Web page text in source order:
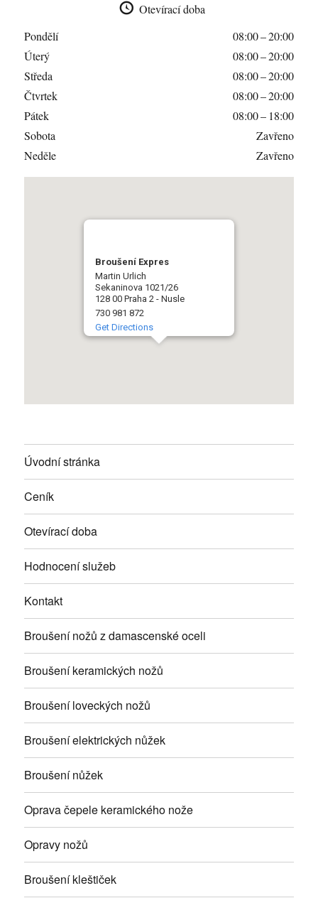
Otevírací doba
Pondělí
08:00 – 20:00
Úterý
08:00 – 20:00
Středa
08:00 – 20:00
Čtvrtek
08:00 – 20:00
Pátek
08:00 – 18:00
Sobota
Zavřeno
Neděle
Zavřeno
Broušení Expres
Martin Urlich
Sekaninova 1021/26
128 00 Praha 2 - Nusle
730 981 872
Get Directions
Úvodní stránka
Ceník
Otevírací doba
Hodnocení služeb
Kontakt
Broušení nožů z damascenské oceli
Broušení keramických nožů
Broušení loveckých nožů
Broušení elektrických nůžek
Broušení nůžek
Oprava čepele keramického nože
Opravy nožů
Broušení kleštiček